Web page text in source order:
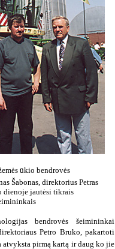
ūkio bendrovės
Šabonas, direktorius Petras
dienoje jautėsi tikrais
bendrovės šeimininkai
Petro Bruko, pakartoti
pirmą kartą ir daug ko jie